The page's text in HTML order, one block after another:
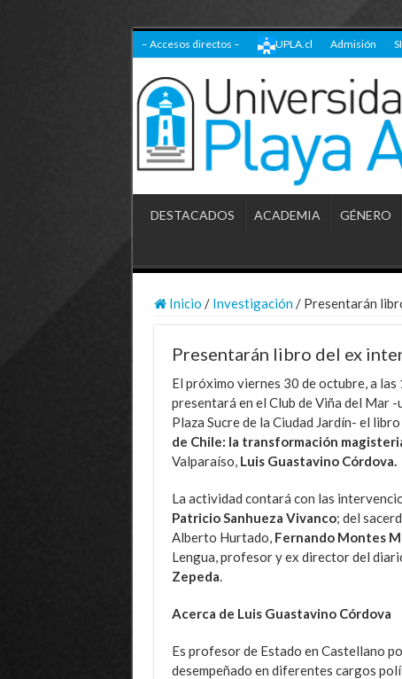
– Accesos directos – UPLA.cl Admisión
DESTACADOS ACADEMIA GÉNERO
Inicio / Investigación / Presentarán
Presentarán libro del ex
El próximo viernes 30 de octubre, a las
presentará en el Club de Viña del Mar
Plaza Sucre de la Ciudad Jardín- el libro
de Chile: la transformación
Valparaíso, Luis Guastavino Córdova.
La actividad contará con las
Patricio Sanhueza Vivanco; del
Alberto Hurtado, Fernando Montes
Lengua, profesor y ex director del
Zepeda
Acerca de Luis Guastavino Córdova
Es profesor de Estado en Castellano
desempeñado en diferentes cargos